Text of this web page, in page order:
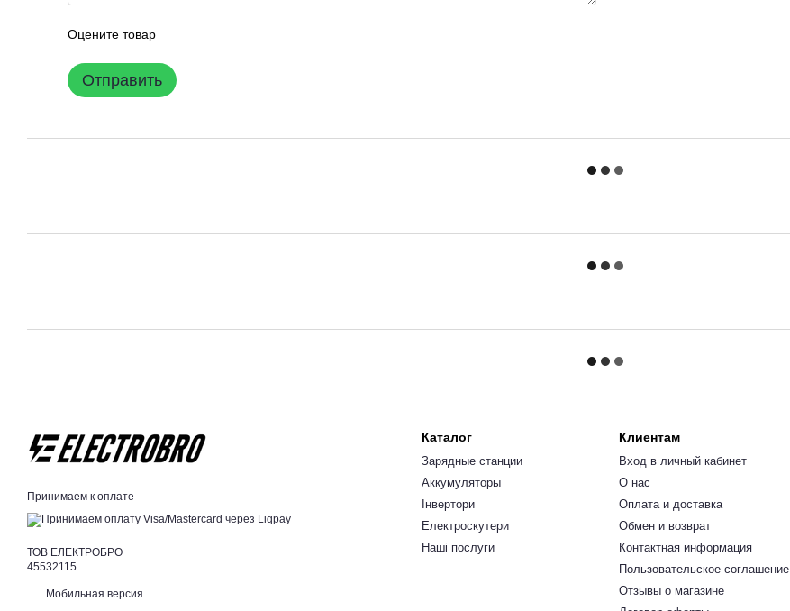
Оцените товар
Отправить
Принимаем к оплате
ТОВ ЕЛЕКТРОБРО
45532115
Мобильная версия
Каталог
Зарядные станции
Аккумуляторы
Інвертори
Електроскутери
Наші послуги
Клиентам
Вход в личный кабинет
О нас
Оплата и доставка
Обмен и возврат
Контактная информация
Пользовательское соглашение
Отзывы о магазине